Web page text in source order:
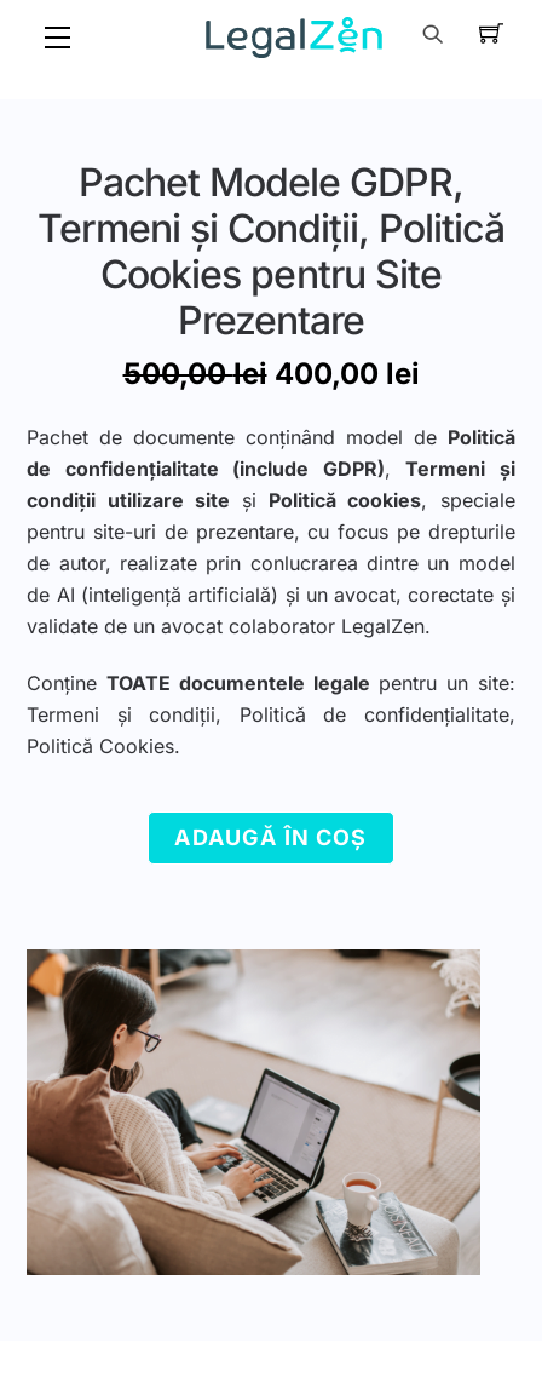
Menu
Pachet Modele GDPR,
Termeni și Condiții, Politică
Cookies pentru Site
Prezentare
500,00lei Prețul
a
fost:
500,00 lei.
400,00 leiPrețul
este:
400,00
Pachet de documente conținând model de Politică
de confidențialitate (include GDPR),Termeni și
condiții utilizare site și Politică cookies, speciale
pentru site-uri de prezentare, cu focus pe drepturile
de autor, realizate prin conlucrarea dintre un model
de AI (inteligență artificială) și un avocat, corectate și
validate de un avocat colaborator LegalZen.
ConțineTOATE documentele legale pentru un site:
Termeni și condiții, Politică de confidențialitate,
Politică Cookies.
ADAUGĂ ÎN COȘ